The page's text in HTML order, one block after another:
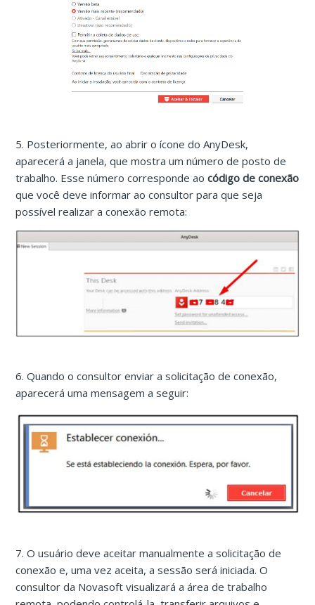
5. Posteriormente, ao abrir o ícone do AnyDesk,
aparecerá a janela, que mostra um número de posto de
trabalho. Esse número corresponde aocódigo de conexão
que você deve informar ao consultor para que seja
possível realizar a conexão remota:
6. Quando o consultor enviar a solicitação de conexão,
aparecerá uma mensagem a seguir:
7. O usuário deve aceitar manualmente a solicitação de
conexão e, uma vez aceita, a sessão será iniciada. O
consultor da Novasoft visualizará a área de trabalho